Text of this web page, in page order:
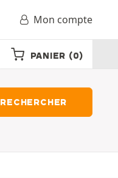
Mon compte
PANIER (0)
RECHERCHER